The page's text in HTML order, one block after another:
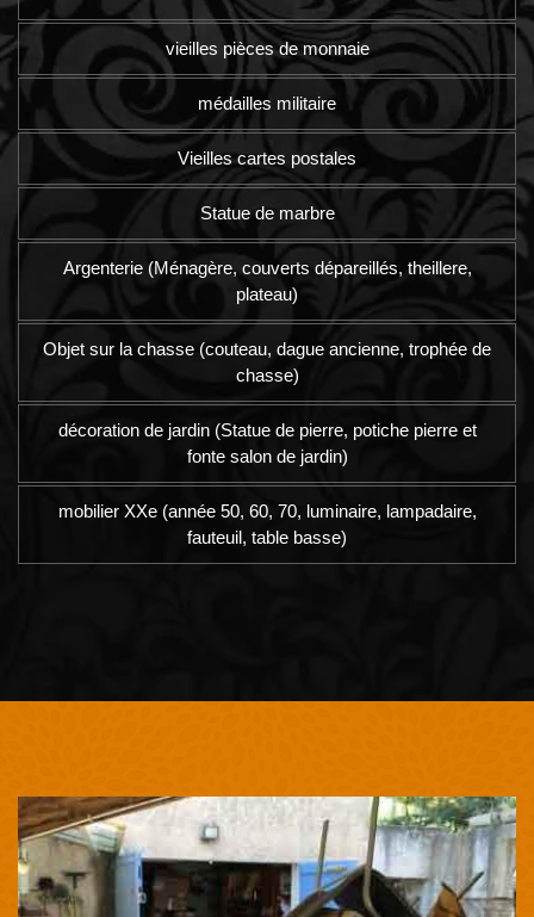
vieilles pièces de monnaie
médailles militaire
Vieilles cartes postales
Statue de marbre
Argenterie (Ménagère, couverts dépareillés, theillere,
plateau)
Objet sur la chasse (couteau, dague ancienne, trophée de
chasse)
décoration de jardin (Statue de pierre, potiche pierre et
fonte salon de jardin)
mobilier XXe (année 50, 60, 70, luminaire, lampadaire,
fauteuil, table basse)